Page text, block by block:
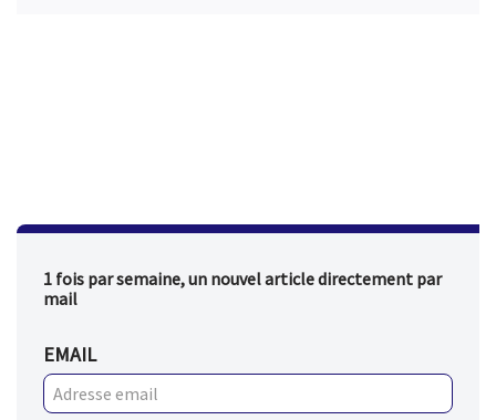
1 fois par semaine, un nouvel article directement par
mail
EMAIL